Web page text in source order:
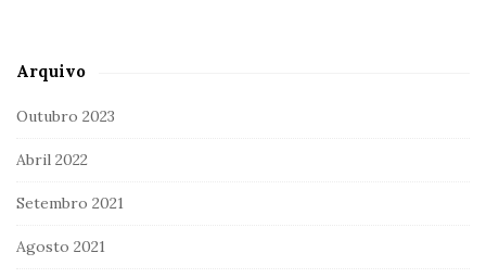
Arquivo
Outubro 2023
Abril 2022
Setembro 2021
Agosto 2021